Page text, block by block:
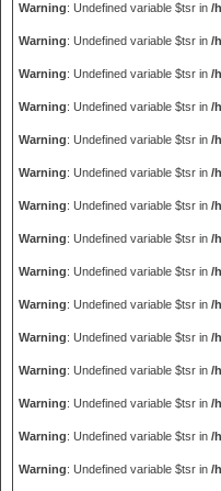
Warning: Undefined variable $tsr in /
Warning: Undefined variable $tsr in /
Warning: Undefined variable $tsr in /
Warning: Undefined variable $tsr in /
Warning: Undefined variable $tsr in /
Warning: Undefined variable $tsr in /
Warning: Undefined variable $tsr in /
Warning: Undefined variable $tsr in /
Warning: Undefined variable $tsr in /
Warning: Undefined variable $tsr in /
Warning: Undefined variable $tsr in /
Warning: Undefined variable $tsr in /
Warning: Undefined variable $tsr in /
Warning: Undefined variable $tsr in /
Warning: Undefined variable $tsr in /